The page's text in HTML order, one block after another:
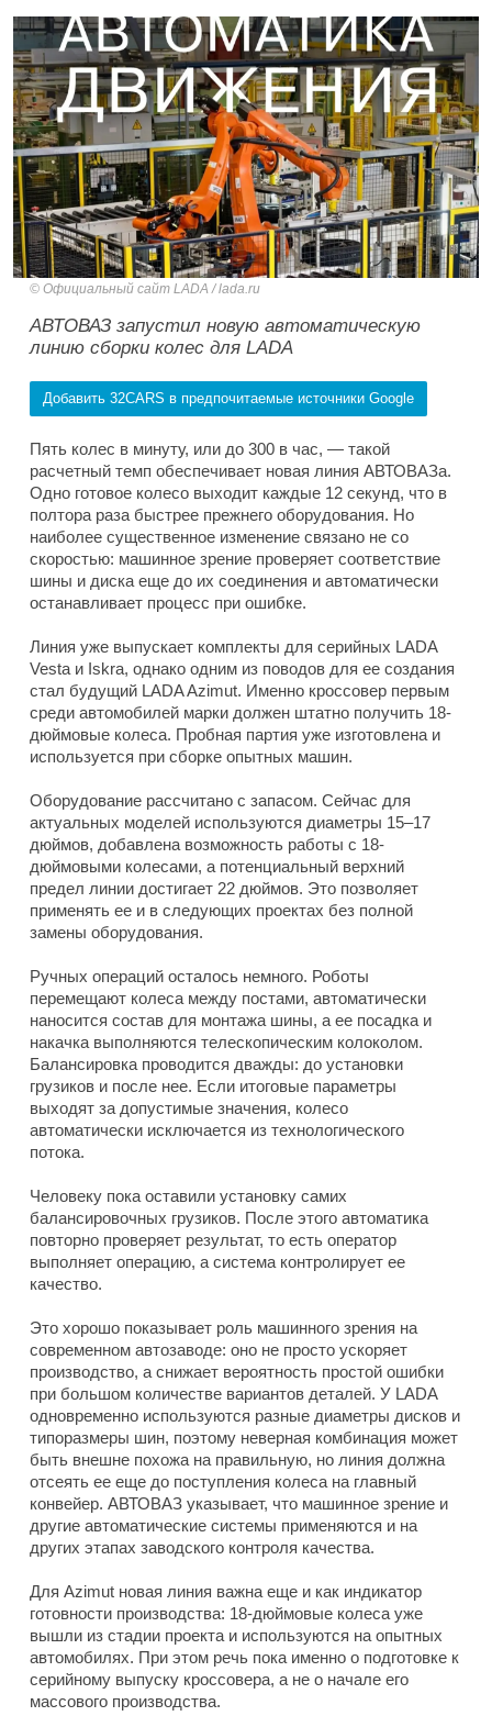
Официальный сайт LADA / lada.ru
АВТОВАЗ запустил новую автоматическую
линию сборки колес для LADA
Добавить 32CARS в предпочитаемые источники Google
Пять колес в минуту, или до 300 в час, — такой
расчетный темп обеспечивает новая линия АВТОВАЗа.
Одно готовое колесо выходит каждые 12 секунд, что в
полтора раза быстрее прежнего оборудования. Но
наиболее существенное изменение связано не со
скоростью: машинное зрение проверяет соответствие
шины и диска еще до их соединения и автоматически
останавливает процесс при ошибке.
Линия уже выпускает комплекты для серийных LADA
Vesta и Iskra, однако одним из поводов для ее создания
стал будущий LADA Azimut. Именно кроссовер первым
среди автомобилей марки должен штатно получить 18-
дюймовые колеса. Пробная партия уже изготовлена и
используется при сборке опытных машин.
Оборудование рассчитано с запасом. Сейчас для
актуальных моделей используются диаметры 15–17
дюймов, добавлена возможность работы с 18-
дюймовыми колесами, а потенциальный верхний
предел линии достигает 22 дюймов. Это позволяет
применять ее и в следующих проектах без полной
замены оборудования.
Ручных операций осталось немного. Роботы
перемещают колеса между постами, автоматически
наносится состав для монтажа шины, а ее посадка и
накачка выполняются телескопическим колоколом.
Балансировка проводится дважды: до установки
грузиков и после нее. Если итоговые параметры
выходят за допустимые значения, колесо
автоматически исключается из технологического
потока.
Человеку пока оставили установку самих
балансировочных грузиков. После этого автоматика
повторно проверяет результат, то есть оператор
выполняет операцию, а система контролирует ее
качество.
Это хорошо показывает роль машинного зрения на
современном автозаводе: оно не просто ускоряет
производство, а снижает вероятность простой ошибки
при большом количестве вариантов деталей. У LADA
одновременно используются разные диаметры дисков и
типоразмеры шин, поэтому неверная комбинация может
быть внешне похожа на правильную, но линия должна
отсеять ее еще до поступления колеса на главный
конвейер. АВТОВАЗ указывает, что машинное зрение и
другие автоматические системы применяются и на
других этапах заводского контроля качества.
Для Azimut новая линия важна еще и как индикатор
готовности производства: 18-дюймовые колеса уже
вышли из стадии проекта и используются на опытных
автомобилях. При этом речь пока именно о подготовке к
серийному выпуску кроссовера, а не о начале его
массового производства.